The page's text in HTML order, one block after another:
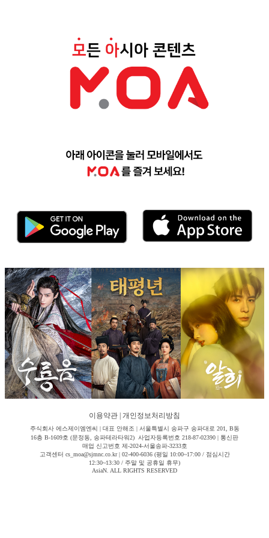
이용약관 개인정보처리방침
주식회사 에스제이엠엔씨 | 대표 안해조 | 서울특별시 송파구 송파대로 201, B동
16층 B-1609호 (문정동, 송파테라타워2) 사업자등록번호 218-87-02390 | 통신판
매업 신고번호 제-2024-서울송파-3233호
고객센터 cs_moa@sjmnc.co.kr | 02-400-6036 (평일 10:00~17:00 / 점심시간
12:30~13:30 / 주말 및 공휴일 휴무)
AsiaN. ALL RIGHTS RESERVED